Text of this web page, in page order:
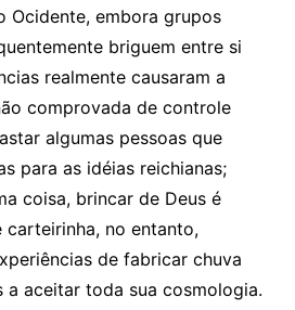
Ocidente, embora grupos
briguem entre si
realmente causaram a
comprovada de controle
algumas pessoas que
para as idéias reichianas;
coisa, brincar de Deus é
carteirinha, no entanto,
de fabricar chuva
aceitar toda sua cosmologia.